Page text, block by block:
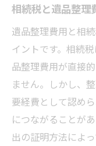
相続税と遺品整理
遺品整理費用と相
イントです。相続
品整理費用が直接
ません。しかし、
要経費として認め
につながることが
出の証明方法によ